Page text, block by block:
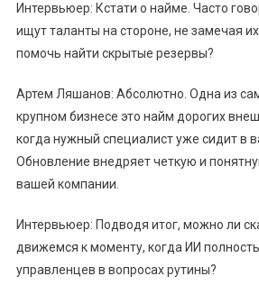
Интервьюер: Кстати о найме. Часто
ищут таланты на стороне, не замечая
помочь найти скрытые резервы?
Артем Ляшанов: Абсолютно. Одна из
крупном бизнесе это найм дорогих
когда нужный специалист уже сидит в
Обновление внедряет четкую и
вашей компании.
Интервьюер: Подводя итог, можно ли
движемся к моменту, когда ИИ
управленцев в вопросах рутины?